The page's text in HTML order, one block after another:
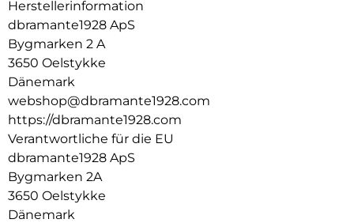
Herstellerinformation
dbramante1928 ApS
Bygmarken 2 A
3650 Oelstykke
Dänemark
webshop@dbramante1928.com
https://dbramante1928.com
Verantwortliche für die EU
dbramante1928 ApS
Bygmarken 2A
3650 Oelstykke
Dänemark